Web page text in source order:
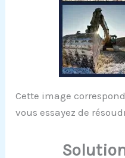
Cette image
vous essayez de